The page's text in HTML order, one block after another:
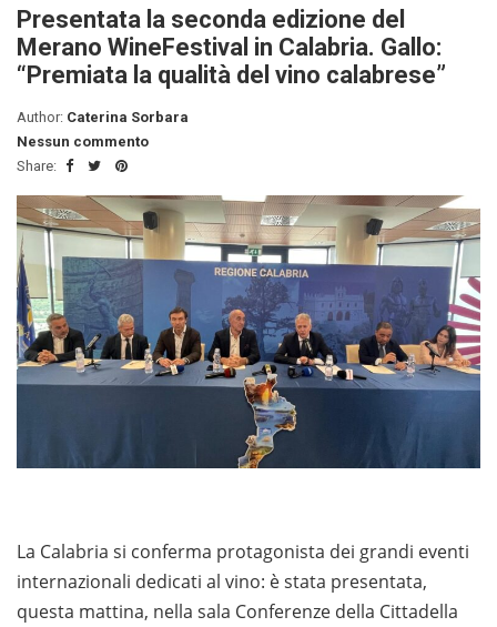
Presentata la seconda edizione del
Merano WineFestival in Calabria. Gallo:
“Premiata la qualità del vino calabrese”
Author: Caterina Sorbara
Nessun commento
Share:
La Calabria si conferma protagonista dei grandi eventi
internazionali dedicati al vino: è stata presentata,
questa mattina, nella sala Conferenze della Cittadella